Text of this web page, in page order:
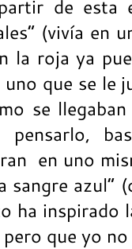
de esta
(vivía en
la roja ya
que se le
se
en uno
azul”
ha inspirado
que yo